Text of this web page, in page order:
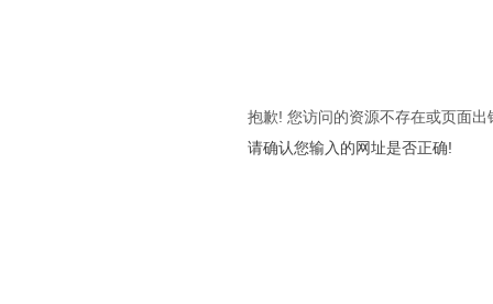
抱歉! 您访问的资源不存在或页面出
请确认您输入的网址是否正确!